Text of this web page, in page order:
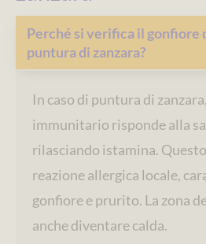
Perché si verifica il gonfiore
puntura di zanzara?
In caso di puntura di
immunitario risponde alla
rilasciando istamina.
reazione allergica locale,
gonfiore e prurito. La zona
anche diventare calda.